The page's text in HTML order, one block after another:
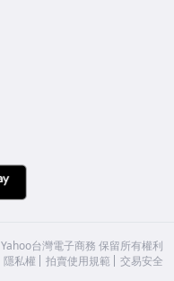
Yahoo台灣電子商務 保留所有權利
隱私權 拍賣使用規範 交易安全